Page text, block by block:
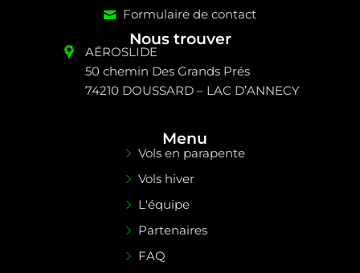
Formulaire de contact
Nous trouver
AÉROSLIDE
50 chemin Des Grands Prés
74210 DOUSSARD – LAC D’ANNECY
Menu
Vols en parapente
Vols hiver
L'équipe
Partenaires
FAQ